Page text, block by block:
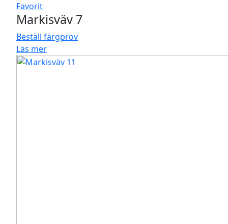
Favorit
Markisväv 7
Beställ färgprov
Läs mer